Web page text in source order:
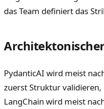
das Team definiert das
PydanticAI wird meist
zuerst Struktur
LangChain wird meist